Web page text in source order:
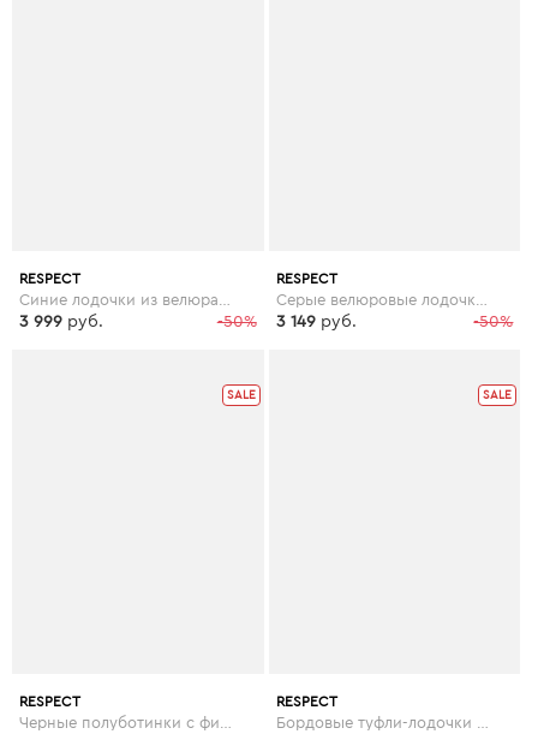
RESPECT
-50%
3 999 руб.
RESPECT
-50%
3 149 руб.
SALE
RESPECT
SALE
RESPECT